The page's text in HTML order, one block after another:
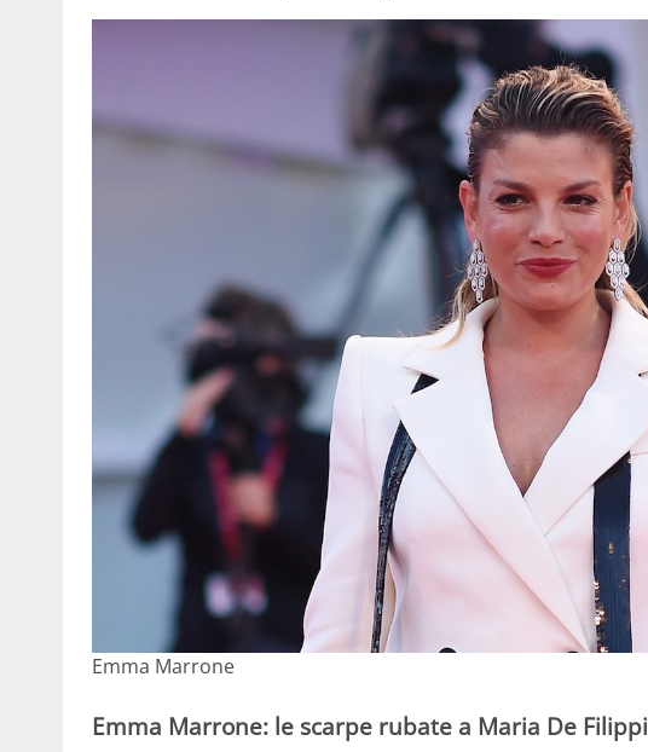
Emma Marrone
Emma Marrone: le scarpe rubate a Maria De Filippi